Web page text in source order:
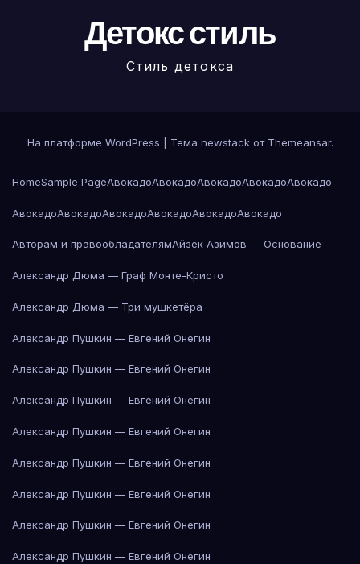
Детокс стиль
Стиль детокса
На платформе WordPress Тема newstack от Themeansar.
HomeSample PageАвокадоАвокадоАвокадоАвокадоАвокадо
АвокадоАвокадоАвокадоАвокадоАвокадоАвокадо
Авторам и правообладателямАйзек Азимов — Основание
Александр Дюма — Граф Монте-Кристо
Александр Дюма — Три мушкетёра
Александр Пушкин — Евгений Онегин
Александр Пушкин — Евгений Онегин
Александр Пушкин — Евгений Онегин
Александр Пушкин — Евгений Онегин
Александр Пушкин — Евгений Онегин
Александр Пушкин — Евгений Онегин
Александр Пушкин — Евгений Онегин
Александр Пушкин — Евгений Онегин